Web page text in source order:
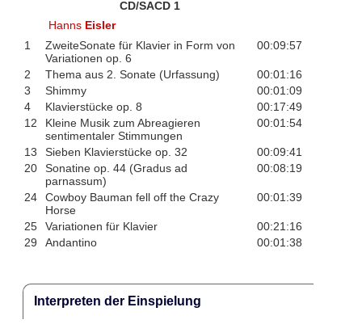
CD/SACD 1
Hanns Eisler
1
ZweiteSonate für Klavier in Form von
Variationen op. 6
00:09:57
2 Thema aus 2. Sonate (Urfassung)
00:01:16
3
Shimmy
00:01:09
4
Klavierstücke op. 8
00:17:49
12
Kleine Musik zum Abreagieren
sentimentaler Stimmungen
00:01:54
13 Sieben Klavierstücke op. 32
00:09:41
20
Sonatine op. 44 (Gradus ad
parnassum)
00:08:19
24
Cowboy Bauman fell off the Crazy
Horse
00:01:39
25 Variationen für Klavier
00:21:16
29
Andantino 00:01:38
Interpreten der Einspielung